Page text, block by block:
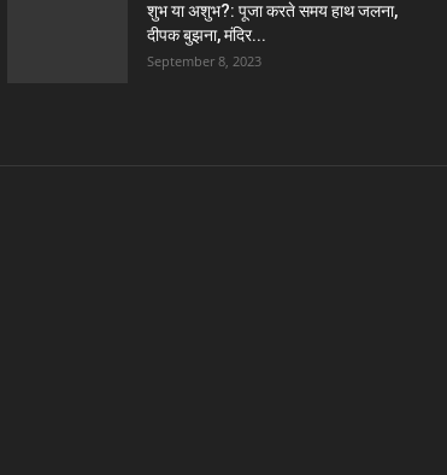
शुभ या अशुभ?: पूजा करते समय हाथ जलना,
दीपक बुझना, मंदिर...
September 8, 2023